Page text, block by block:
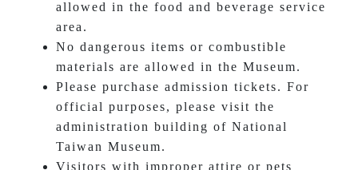
allowed in the food and beverage service
area.
No dangerous items or combustible
materials are allowed in the Museum.
Please purchase admission tickets. For
official purposes, please visit the
administration building of National
Taiwan Museum.
Visitors with improper attire or pets